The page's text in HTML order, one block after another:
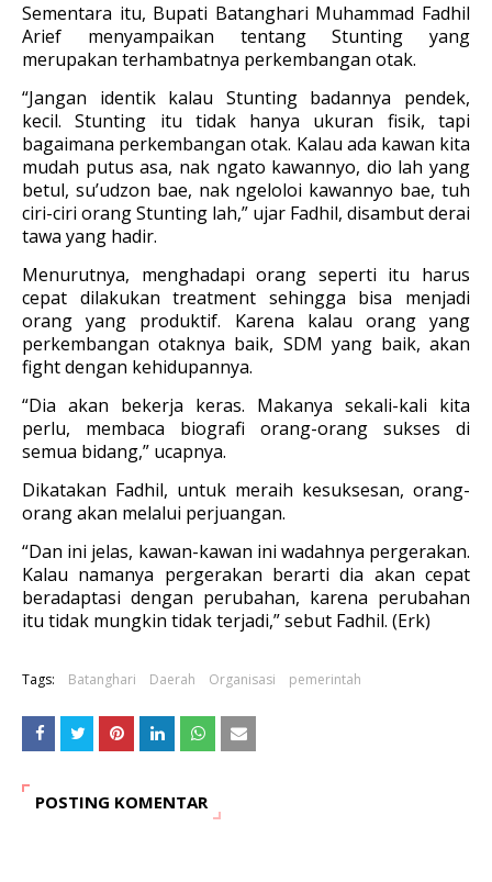
Sementara itu, Bupati Batanghari Muhammad Fadhil
Arief menyampaikan tentang Stunting yang
merupakan terhambatnya perkembangan otak.
“Jangan identik kalau Stunting badannya pendek,
kecil. Stunting itu tidak hanya ukuran fisik, tapi
bagaimana perkembangan otak. Kalau ada kawan kita
mudah putus asa, nak ngato kawannyo, dio lah yang
betul, su’udzon bae, nak ngeloloi kawannyo bae, tuh
ciri-ciri orang Stunting lah,” ujar Fadhil, disambut derai
tawa yang hadir.
Menurutnya, menghadapi orang seperti itu harus
cepat dilakukan treatment sehingga bisa menjadi
orang yang produktif. Karena kalau orang yang
perkembangan otaknya baik, SDM yang baik, akan
fight dengan kehidupannya.
“Dia akan bekerja keras. Makanya sekali-kali kita
perlu, membaca biografi orang-orang sukses di
semua bidang,” ucapnya.
Dikatakan Fadhil, untuk meraih kesuksesan, orang-
orang akan melalui perjuangan.
“Dan ini jelas, kawan-kawan ini wadahnya pergerakan.
Kalau namanya pergerakan berarti dia akan cepat
beradaptasi dengan perubahan, karena perubahan
itu tidak mungkin tidak terjadi,” sebut Fadhil. (Erk)
Tags: Batanghari Daerah Organisasi pemerintah
POSTING KOMENTAR